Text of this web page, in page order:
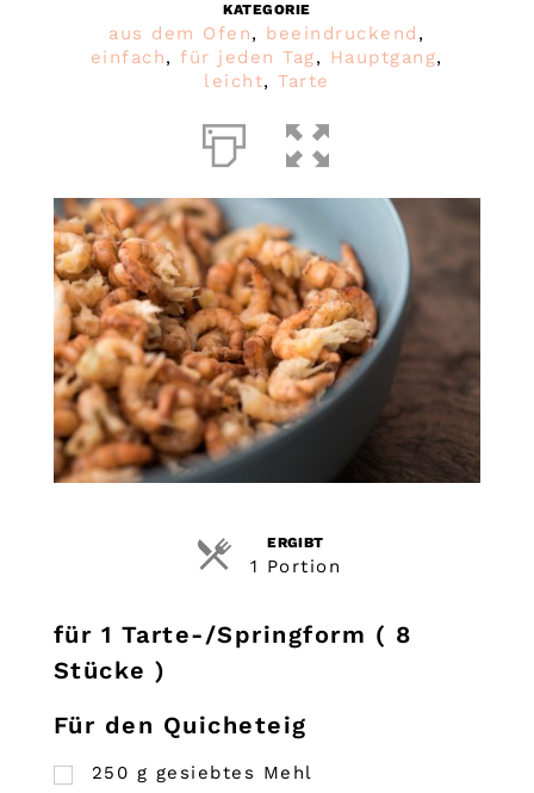
KATEGORIE
aus dem Ofen, beeindruckend ,
einfach,für jeden Tag, Hauptgang,
leicht,Tarte
ERGIBT
1 Portion
für 1 Tarte-/Springform ( 8
Stücke )
Für den Quicheteig
250 g gesiebtes Mehl